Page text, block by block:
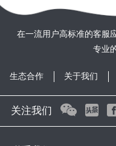
在一流用户高标准的客服
专业
生态合作 关于我们
关注我们